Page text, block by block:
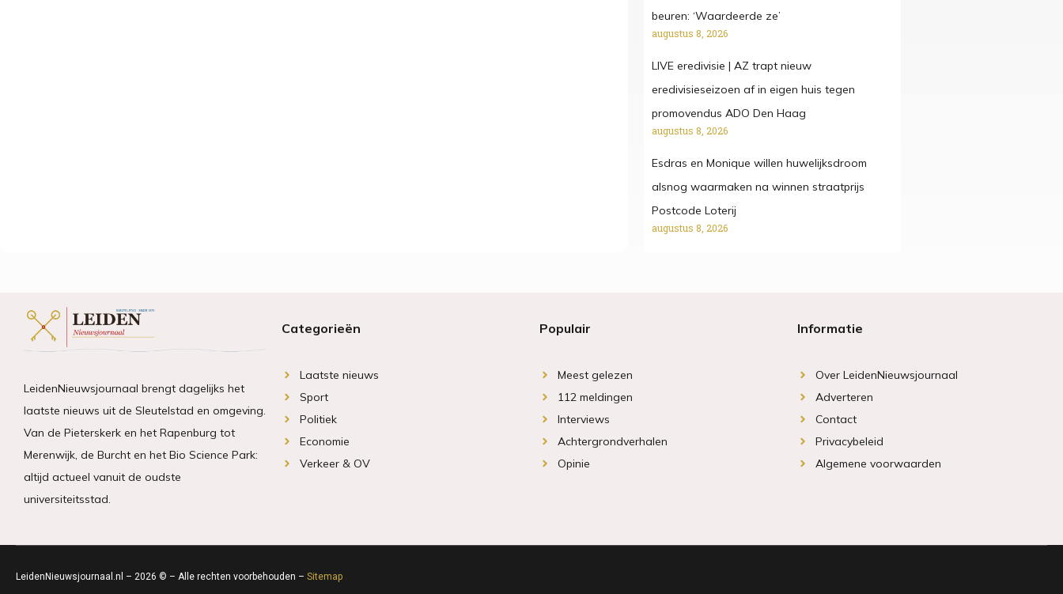
beuren: ‘Waardeerde ze’
augustus 8, 2026
LIVE eredivisie | AZ trapt nieuw
eredivisieseizoen af in eigen huis tegen
promovendus ADO Den Haag
augustus 8, 2026
Esdras en Monique willen huwelijksdroom
alsnog waarmaken na winnen straatprijs
Postcode Loterij
augustus 8, 2026
LeidenNieuwsjournaal brengt dagelijks het
laatste nieuws uit de Sleutelstad en omgeving.
Van de Pieterskerk en het Rapenburg tot
Merenwijk, de Burcht en het Bio Science Park:
altijd actueel vanuit de oudste
universiteitsstad.
Categorieën
Laatste nieuws
Sport
Politiek
Economie
Verkeer & OV
Populair
Meest gelezen
112 meldingen
Interviews
Achtergrondverhalen
Opinie
Informatie
Over LeidenNieuwsjournaal
Adverteren
Contact
Privacybeleid
Algemene voorwaarden
LeidenNieuwsjournaal.nl – 2026 © – Alle rechten voorbehouden – Sitemap